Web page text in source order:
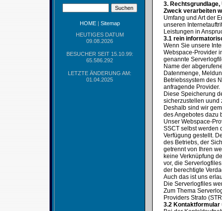
HOME| Sitemap
HEUTIGES DATUM
09.08.2026
BESUCHER SEIT 15.10.99:
65.586.292
LETZTE ÄNDERUNG AM:
01.04.2025
3. Rechtsgrundlage,
Zweck verarbeiten
Umfang und Art der
unseren
Leistungen in
3.1 rein
Wenn Sie unsere
Webspace-Provider
genannte
Name der
Datenmenge,
Betriebssystem des
anfragende Provider.
Diese Speicherung
sicherzustellen uund
Deshalb sind wir
des Angebotes dazu
Unser Webspace-
SSCT selbst werden
Verfügung gestellt.
des Betriebs, der
getrennt von Ihren
keine Verknüpfung
vor, die
der berechtigte
Auch das ist uns
Die Serverlogfiles
Zum Thema
Providers Strato
3.2 Kontaktformular